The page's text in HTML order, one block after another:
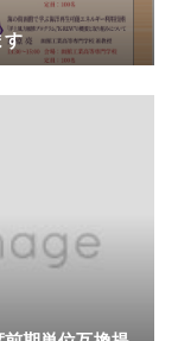
す